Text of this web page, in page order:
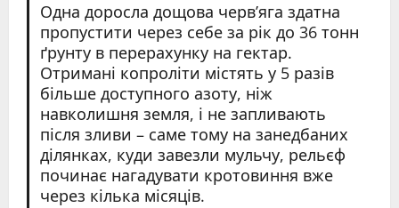
Одна доросла дощова черв’яга здатна
пропустити через себе за рік до 36 тонн
ґрунту в перерахунку на гектар.
Отримані копроліти містять у 5 разів
більше доступного азоту, ніж
навколишня земля, і не запливають
після зливи – саме тому на занедбаних
ділянках, куди завезли мульчу, рельєф
починає нагадувати кротовиння вже
через кілька місяців.